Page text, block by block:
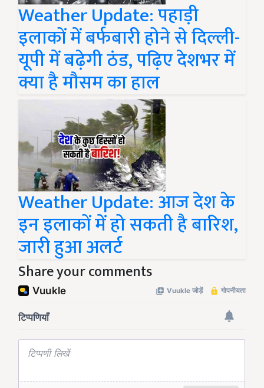
Weather Update: पहाड़ी
इलाकों में बर्फबारी होने से दिल्ली-
यूपी में बढ़ेगी ठंड, पढ़िए देशभर में
क्या है मौसम का हाल
Weather Update: आज देश के
इन इलाकों में हो सकती है बारिश,
जारी हुआ अलर्ट
Share your comments